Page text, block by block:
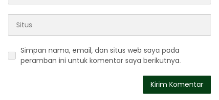
Simpan nama, email, dan situs web saya pada
peramban ini untuk komentar saya berikutnya.